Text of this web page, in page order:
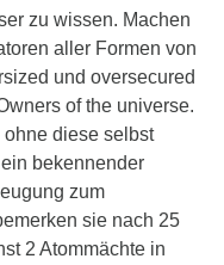
zu wissen. Machen
aller Formen von
und oversecured
of the universe.
diese selbst
bekennender
zum
sie nach 25
2 Atommächte in